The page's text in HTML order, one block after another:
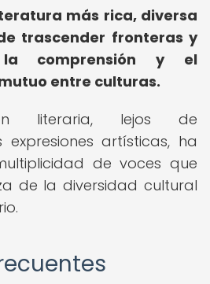
más rica, diversa
trascender fronteras y
comprensión y el
entre culturas.
literaria, lejos de
expresiones artísticas, ha
de voces que
de la diversidad cultural